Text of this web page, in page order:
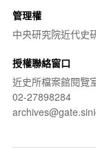
管理權
中央研究院近代史
授權聯絡窗口
近史所檔案館閱覽
02-27898284